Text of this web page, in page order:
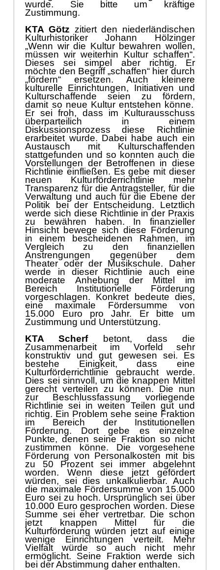
wurde. Sie bitte um kräftige
Zustimmung.
KTA Götz zitiert den niederländischen
Kulturhistoriker Johann Hölzinger
„Wenn wir die Kultur bewahren wollen,
müssen wir weiterhin Kultur schaffen“.
Dieses sei simpel aber richtig. Er
möchte den Begriff „schaffen“ hier durch
„fördern“ ersetzen. Auch kleinere
kulturelle Einrichtungen, Initiativen und
Kulturschaffende seien zu fördern,
damit so neue Kultur entstehen könne.
Er sei froh, dass im Kulturausschuss
überparteilich in einem
Diskussionsprozess diese Richtlinie
erarbeitet wurde. Dabei habe auch ein
Austausch mit Kulturschaffenden
stattgefunden und so konnten auch die
Vorstellungen der Betroffenen in diese
Richtlinie einfließen. Es gebe mit dieser
neuen Kulturförderrichtlinie mehr
Transparenz für die Antragsteller, für die
Verwaltung und auch für die Ebene der
Politik bei der Entscheidung. Letztlich
werde sich diese Richtlinie in der Praxis
zu bewähren haben. In finanzieller
Hinsicht bewege sich diese Förderung
in einem bescheidenen Rahmen, im
Vergleich zu den finanziellen
Anstrengungen gegenüber dem
Theateroder der Musikschule. Daher
werde in dieser Richtlinie auch eine
moderate Anhebung der Mittel im
Bereich Institutionelle Förderung
vorgeschlagen. Konkret bedeute dies,
eine maximale Fördersumme von
15.000 Euro pro Jahr. Er bitte um
Zustimmung und Unterstützung.
KTA Scherfbetont, dass die
Zusammenarbeit im Vorfeld sehr
konstruktiv und gut gewesen sei. Es
bestehe Einigkeit, dass eine
Kulturförderrichtlinie gebraucht werde.
Dies sei sinnvoll, um die knappen Mittel
gerecht verteilen zu können. Die nun
zur Beschlussfassung vorliegende
Richtlinie sei in weitenTeilen gut und
richtig. Ein Problem sehe seine Fraktion
im Bereich der Institutionellen
Förderung. Dort gebe es einzelne
Punkte, denen seine Fraktion so nicht
zustimmen könne. Die vorgesehene
Förderung von Personalkosten mit bis
zu 50 Prozent sei immer abgelehnt
worden. Wenn diese jetzt gefördert
würden, sei dies unkalkulierbar. Auch
die maximale Fördersumme von 15.000
Euro sei zu hoch. Ursprünglich sei über
10.000 Euro gesprochen worden. Diese
Summe sei eher vertretbar. Die schon
jetzt knappen Mittel für die
Kulturförderung würden jetzt auf einige
wenige Einrichtungen verteilt. Mehr
Vielfalt würde so auch nicht mehr
ermöglicht. Seine Fraktion werde sich
bei der Abstimmung daher enthalten.